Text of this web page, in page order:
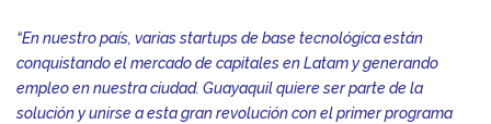
“En nuestro país, varias startups de base tecnológica están
conquistando el mercado de capitales en Latam y generando
empleo en nuestra ciudad. Guayaquil quiere ser parte de la
solución y unirse a esta gran revolución con el primer programa